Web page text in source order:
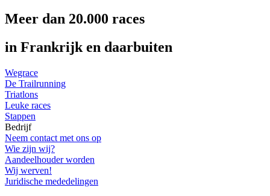
Meer dan 20.000 races
in Frankrijk en daarbuiten
Wegrace
De Trailrunning
Triatlons
Leuke races
Stappen
Bedrijf
Neem contact met ons op
Wie zijn wij?
Aandeelhouder worden
Wij werven!
Juridische mededelingen